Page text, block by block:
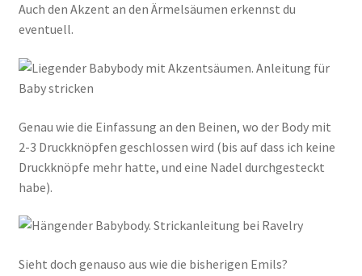
Auch den Akzent an den Ärmelsäumen erkennst du
eventuell.
Genau wie die Einfassung an den Beinen, wo der Body mit
2-3 Druckknöpfen geschlossen wird (bis auf dass ich keine
Druckknöpfe mehr hatte, und eine Nadel durchgesteckt
habe).
Sieht doch genauso aus wie die bisherigen Emils?